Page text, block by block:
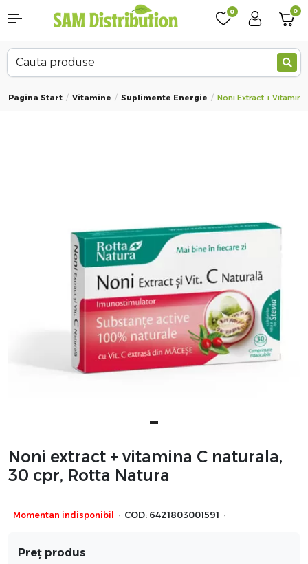
0 0
Pagina Start Vitamine Suplimente Energie Noni Extract +
Noni extract + vitamina C naturala,
30 cpr, Rotta Natura
Momentan indisponibil · COD: 6421803001591 ·
Preț produs